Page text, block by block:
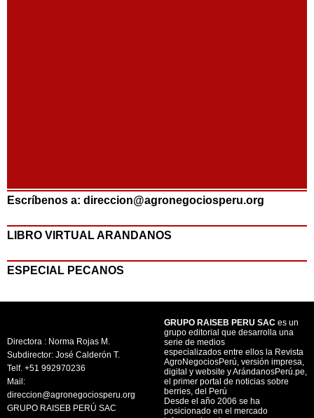
Escríbenos a: direccion@agronegociosperu.org
LIBRO VIRTUAL ARANDANOS
ESPECIAL PECANOS
Directora : Norma Rojas M.
Subdirector: José Calderón T.
Telf. +51 992970236
Mail:
direccion@agronegociosperu.org
GRUPO RAISEB PERÚ SAC
GRUPO RAISEB PERU SAC es un
grupo editorial que desarrolla una
serie de medios
especializados entre ellos la Revista
AgroNegociosPerú, versión impresa,
digital y website y ArándanosPerú.pe,
el primer portal de noticias sobre
berries, del Perú
Desde el año 2006 se ha
posicionado en el mercado